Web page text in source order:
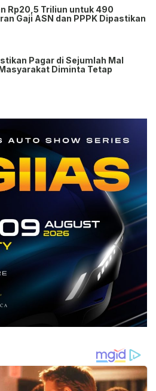
Rp20,5 Triliun untuk 490
Gaji ASN dan PPPK Dipastikan
Pagar di Sejumlah Mal
Diminta Tetap